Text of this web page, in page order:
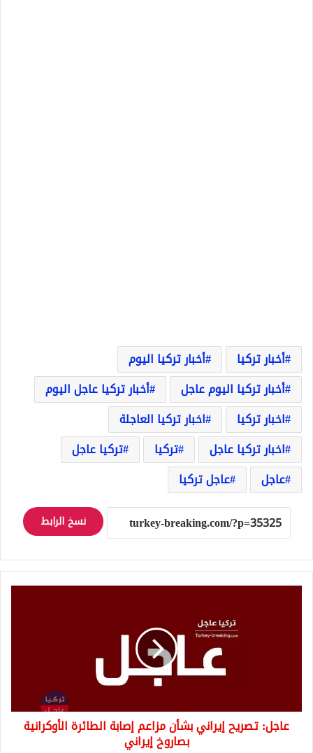
أخبار تركيا
أخبار تركيا اليوم
أخبار تركيا اليوم عاجل
أخبار تركيا عاجل اليوم
اخبار تركيا
اخبار تركيا العاجلة
اخبار تركيا عاجل
تركيا
تركيا عاجل
عاجل
عاجل تركيا
نسخ الرابط
بصاروخ
إيراني
عاجل: تصريح إيراني بشأن مزاعم إصابة الطائرة الأوكرانية
بصاروخ إيراني